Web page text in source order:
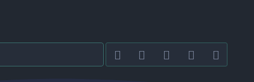
FacebookTwitter youtubeBize ulaşın